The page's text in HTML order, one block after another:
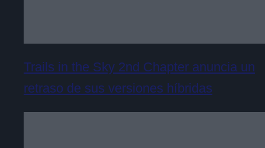
Trails in the Sky 2nd Chapter anuncia un
retraso de sus versiones híbridas